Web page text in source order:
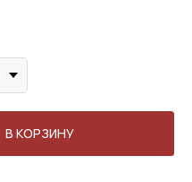
В КОРЗИНУ